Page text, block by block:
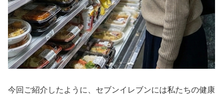
今回ご紹介したように、セブンイレブンには私たちの健康